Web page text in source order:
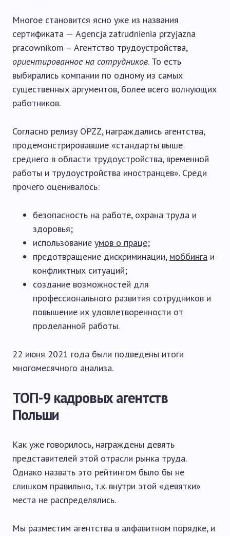
Многое становится ясно уже из названия
сертификата — Agencja zatrudnienia przyjazna
pracownikom – Агентство трудоустройства,
ориентированное на сотрудников. То есть
выбирались компании по одному из самых
существенных аргументов, более всего волнующих
работников.
Согласно релизу OPZZ, награждались агентства,
продемонстрировавшие «стандарты выше
среднего в области трудоустройства, временной
работы и трудоустройства иностранцев». Среди
прочего оценивалось:
безопасность на работе, охрана труда и
здоровья;
использование умов о праце;
предотвращение дискриминации, моббинга и
конфликтных ситуаций;
создание возможностей для
профессионального развития сотрудников и
повышение их удовлетворенности от
проделанной работы.
22 июня 2021 года были подведены итоги
многомесячного анализа.
ТОП-9 кадровых агентств
Польши
Как уже говорилось, награждены девять
представителей этой отрасли рынка труда.
Однако назвать это рейтингом было бы не
слишком правильно, т.к. внутри этой «девятки»
места не распределялись.
Мы разместим агентства в алфавитном порядке, и